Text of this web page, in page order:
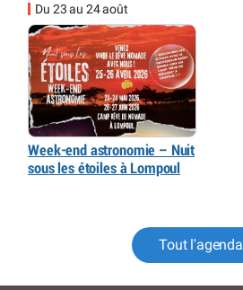
Du 23 au 24 août
Week-end astronomie – Nuit
sous les étoiles à Lompoul
Tout l'agenda